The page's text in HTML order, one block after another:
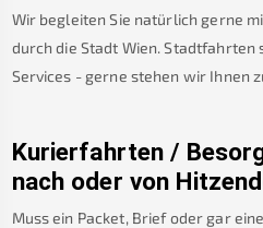
Wir begleiten Sie natürlich gerne
durch die Stadt Wien. Stadtfahrten
Services - gerne stehen wir Ihnen
Kurierfahrten /
nach oder von
Muss ein Packet, Brief oder gar